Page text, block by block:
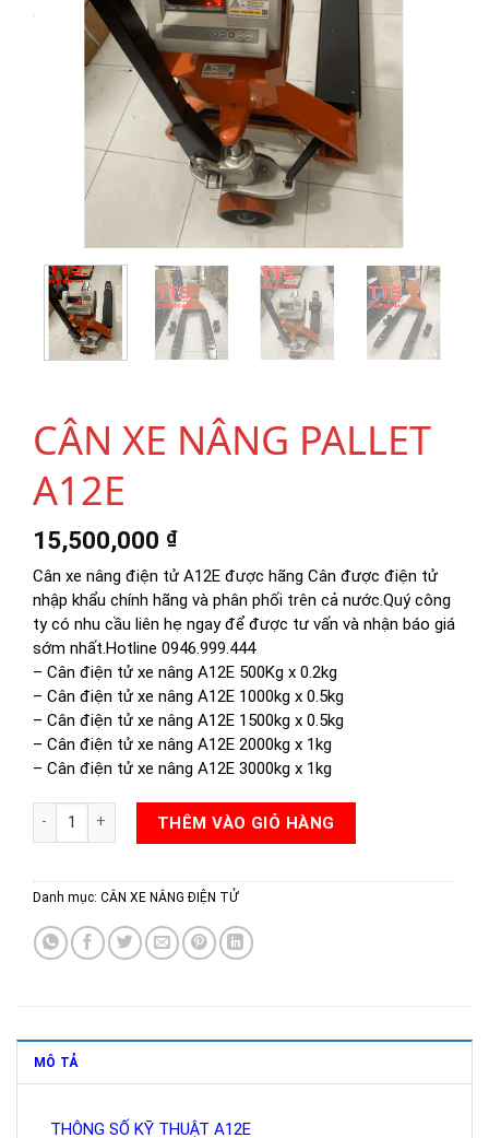
CÂN XE NÂNG PALLET
A12E
15,500,000 ₫
Cân xe nâng điện tử A12E được hãng Cân được điện tử
nhập khẩu chính hãng và phân phối trên cả nước.Quý công
ty có nhu cầu liên hẹ ngay để được tư vấn và nhận báo giá
sớm nhất.Hotline 0946.999.444
– Cân điện tử xe nâng A12E 500Kg x 0.2kg
– Cân điện tử xe nâng A12E 1000kg x 0.5kg
– Cân điện tử xe nâng A12E 1500kg x 0.5kg
– Cân điện tử xe nâng A12E 2000kg x 1kg
– Cân điện tử xe nâng A12E 3000kg x 1kg
CÂN XE NÂNG PALLET A12E số lượng
THÊM VÀO GIỎ HÀNG
Danh mục: CÂN XE NÂNG ĐIỆN TỬ
MÔ TẢ
THÔNG SỐ KỸ THUẬT A12E